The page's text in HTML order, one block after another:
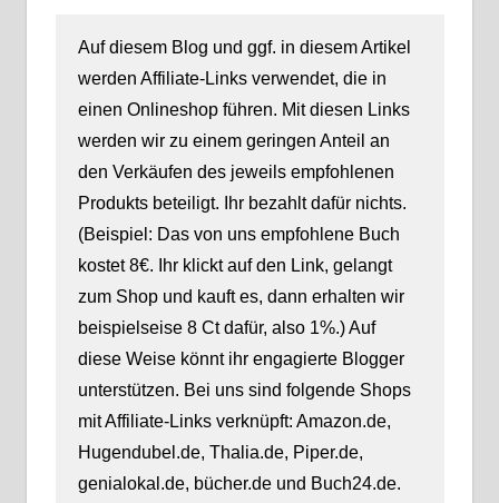
Auf diesem Blog und ggf. in diesem Artikel
werden Affiliate-Links verwendet, die in
einen Onlineshop führen. Mit diesen Links
werden wir zu einem geringen Anteil an
den Verkäufen des jeweils empfohlenen
Produkts beteiligt. Ihr bezahlt dafür nichts.
(Beispiel: Das von uns empfohlene Buch
kostet 8€. Ihr klickt auf den Link, gelangt
zum Shop und kauft es, dann erhalten wir
beispielseise 8 Ct dafür, also 1%.) Auf
diese Weise könnt ihr engagierte Blogger
unterstützen. Bei uns sind folgende Shops
mit Affiliate-Links verknüpft: Amazon.de,
Hugendubel.de, Thalia.de, Piper.de,
genialokal.de, bücher.de und Buch24.de.